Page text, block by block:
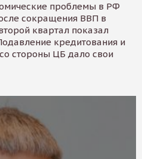
проблемы в РФ
сокращения ВВП в
квартал показал
кредитования и
стороны ЦБ дало свои